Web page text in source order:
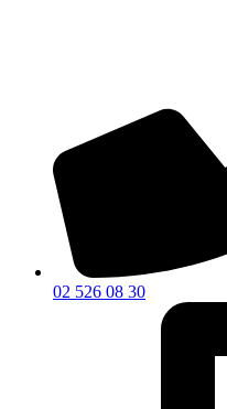
02 526 08 30